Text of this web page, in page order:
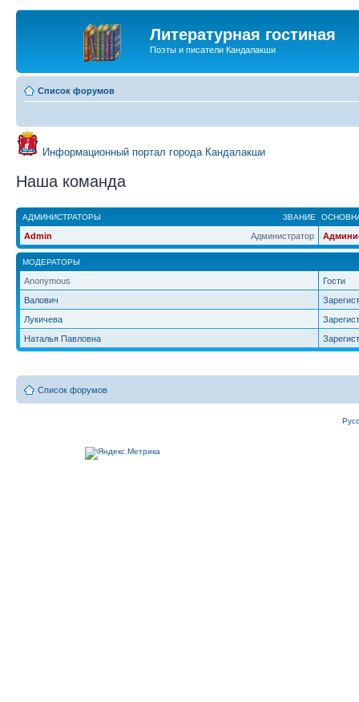
Литературная гостиная
Поэты и писатели Кандалакши
Список форумов
Информационный портал города Кандалакши
Наша команда
ЗВАНИЕ
АДМИНИСТРАТОРЫ
Администратор
Admin
МОДЕРАТОРЫ
Anonymous
Гости
Валович
Лукичева
Наталья Павловна
Список форумов